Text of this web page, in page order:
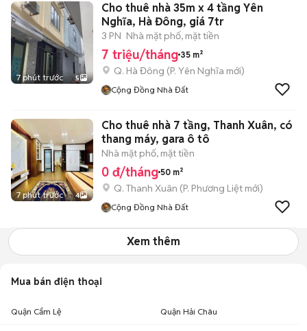
7 phút trước 5
Cho thuê nhà 35m x 4 tầng Yên
Nghĩa, Hà Đông, giá 7tr
3 PN Nhà mặt phố, mặt tiền
7 triệu/tháng 35 m²
Q. Hà Đông (P. Yên Nghĩa mới)
Cộng Đồng Nhà Đất
7 phút trước 4
Cho thuê nhà 7 tầng, Thanh Xuân, có
thang máy, gara ô tô
Nhà mặt phố, mặt tiền
0 đ/tháng 50 m²
Q. Thanh Xuân (P. Phương Liệt mới)
Cộng Đồng Nhà Đất
Xem thêm
Mua bán điện thoại
Quận Cẩm Lệ Quận Hải Châu